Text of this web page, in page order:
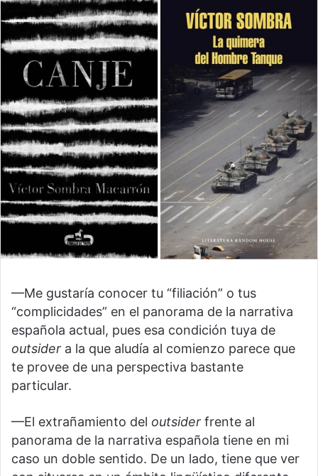
—Me gustaría conocer tu “filiación” o tus
“complicidades” en el panorama de la narrativa
española actual, pues esa condición tuya de
outsider a la que aludía al comienzo parece que
te provee de una perspectiva bastante
particular.
—El extrañamiento del outsider frente al
panorama de la narrativa española tiene en mi
caso un doble sentido. De un lado, tiene que ver